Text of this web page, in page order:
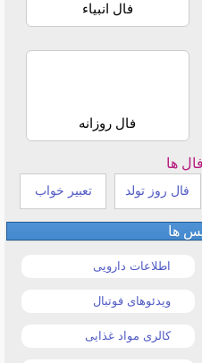
فال انبیاء
فال روزانه
ها
فال روز تولد تعبیر خواب
ها
اطلاعات دارویی
ویدئوهای فوتبال
کالری مواد غذایی